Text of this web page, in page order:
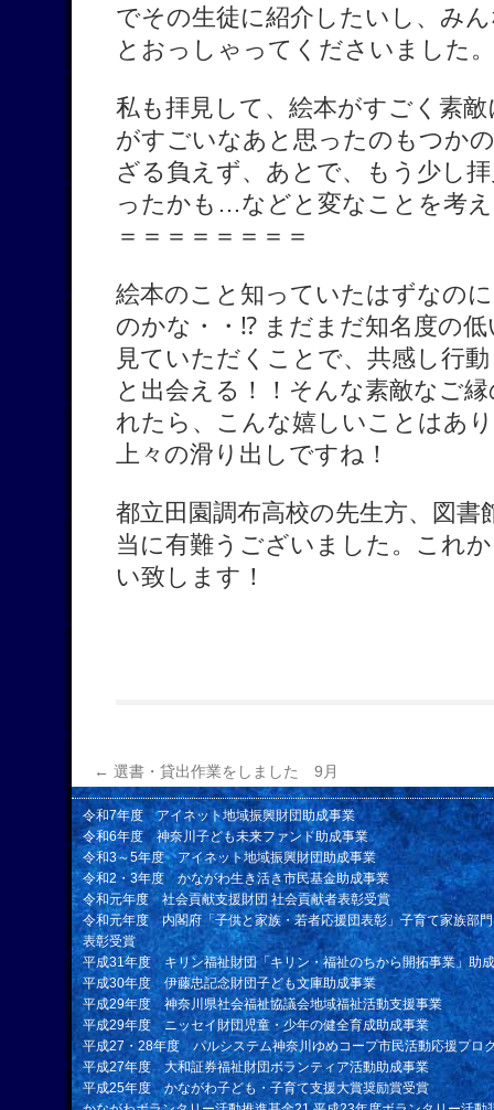
でその生徒に紹介したいし、み
とおっしゃってくださいました。
私も拝見して、絵本がすごく素
がすごいなあと思ったのもつか
ざる負えず、あとで、もう少し
ったかも…などと変なことを考
＝＝＝＝＝＝＝＝
絵本のこと知っていたはずなの
のかな・・⁉ まだまだ知名度の
見ていただくことで、共感し行
と出会える！！そんな素敵なご
れたら、こんな嬉しいことはあ
上々の滑り出しですね！
都立田園調布高校の先生方、図
当に有難うございました。これ
い致します！
← 選書・貸出作業をしました 9月
令和7年度 アイネット地域振興財団助成事業
令和6年度 神奈川子ども未来ファンド助成事業
令和3～5年度 アイネット地域振興財団助成事業
令和2・3年度 かながわ生き活き市民基金助成事業
令和元年度 社会貢献支援財団 社会貢献者表彰受賞
令和元年度 内閣府「子供と家族・若者応援団表彰」子育て家族部
表彰受賞
平成31年度 キリン福祉財団「キリン・福祉のちから開拓事業」助
平成30年度 伊藤忠記念財団子ども文庫助成事業
平成29年度 神奈川県社会福祉協議会地域福祉活動支援事業
平成29年度 ニッセイ財団児童・少年の健全育成助成事業
平成27・28年度 パルシステム神奈川ゆめコープ市民活動応援プロ
平成27年度 大和証券福祉財団ボランティア活動助成事業
平成25年度 かながわ子ども・子育て支援大賞奨励賞受賞